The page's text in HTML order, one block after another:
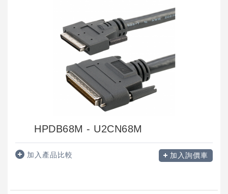
HPDB68M - U2CN68M
加入產品比較 加入詢價車